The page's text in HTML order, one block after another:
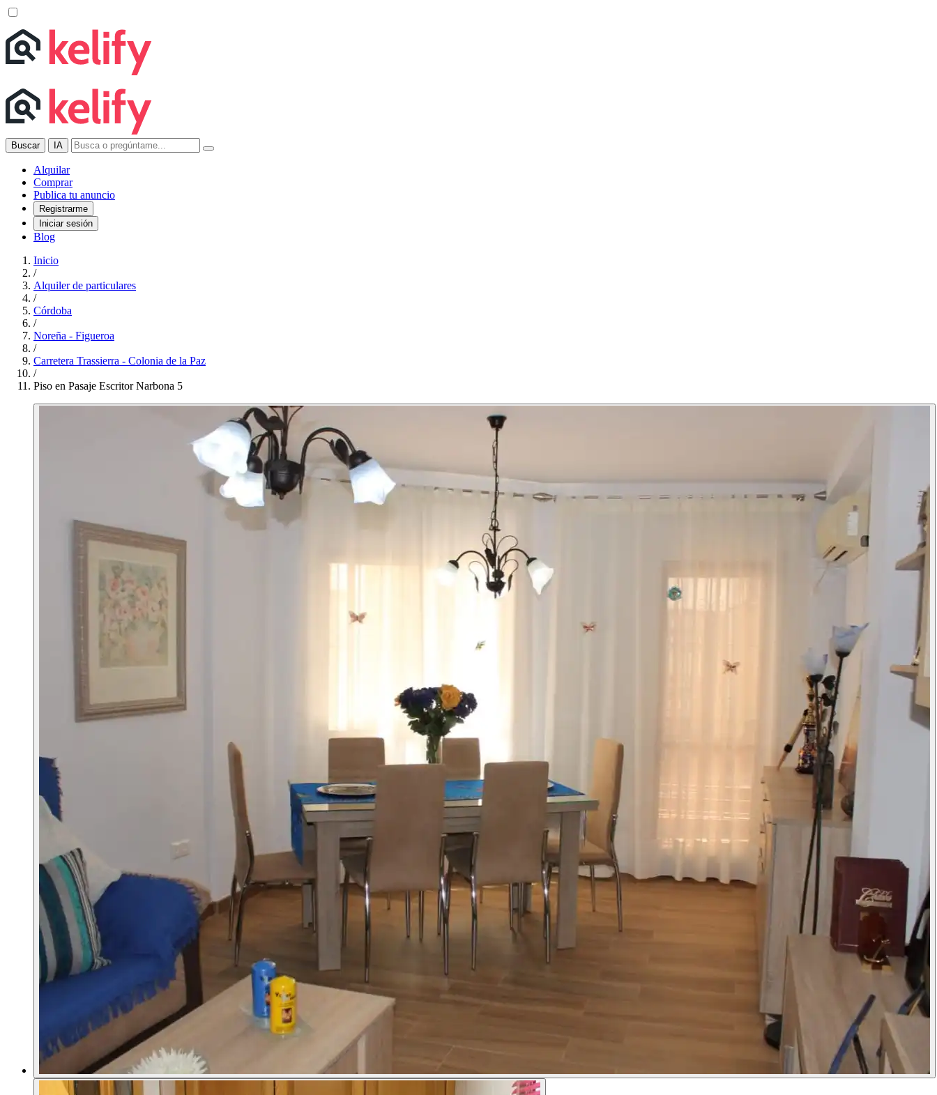
Buscar IA
Alquilar
Comprar
Publica tu anuncio
Registrarme
Iniciar sesión
Blog
Inicio
/
Alquiler de particulares
/
Córdoba
/
Noreña - Figueroa
/
Carretera Trassierra - Colonia de la Paz
/
Piso en Pasaje Escritor Narbona 5